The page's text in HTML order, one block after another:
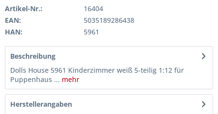
Artikel-Nr.:
16404
EAN:
5035189286438
HAN:
5961
Beschreibung
Dolls House 5961 Kinderzimmer weiß 5-teilig 1:12 für
Puppenhaus ... mehr
Herstellerangaben